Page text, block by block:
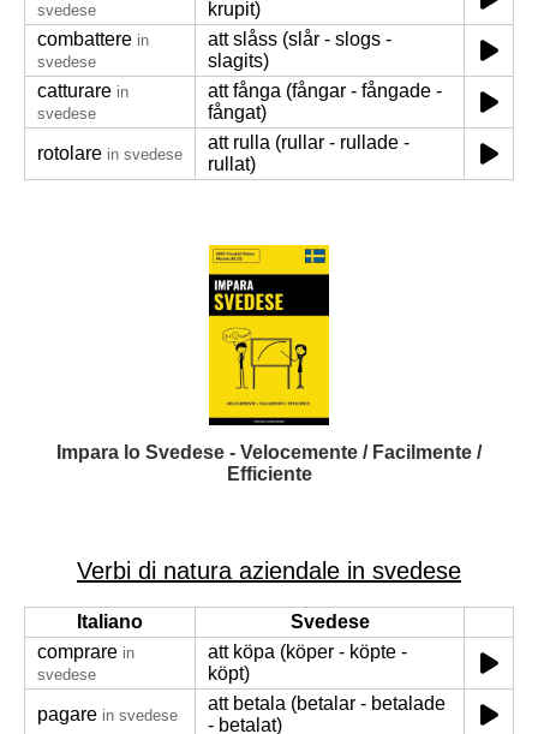
svedese
krupit)
combattere in
svedese
att slåss (slår - slogs -
slagits)
catturare in
svedese
att fånga (fångar - fångade -
fångat)
rotolare in svedese
att rulla (rullar - rullade -
rullat)
Impara lo Svedese - Velocemente / Facilmente /
Efficiente
Verbi di natura aziendale in svedese
Italiano
Svedese
comprare in
svedese
att köpa (köper - köpte -
köpt)
pagare in svedese
att betala (betalar - betalade
- betalat)